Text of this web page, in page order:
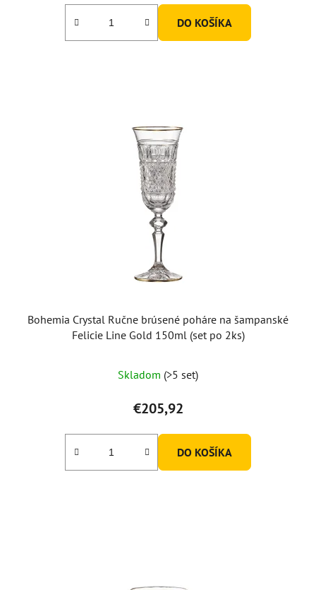
DO KOŠÍKA
Bohemia Crystal Ručne brúsené poháre na šampanské
Felicie Line Gold 150ml (set po 2ks)
Skladom (>5 set)
€205,92
DO KOŠÍKA